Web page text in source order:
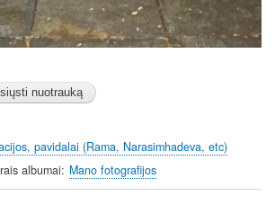
pavidalai (Rama, Narasimhadeva, etc)
albumai
Mano fotografijos